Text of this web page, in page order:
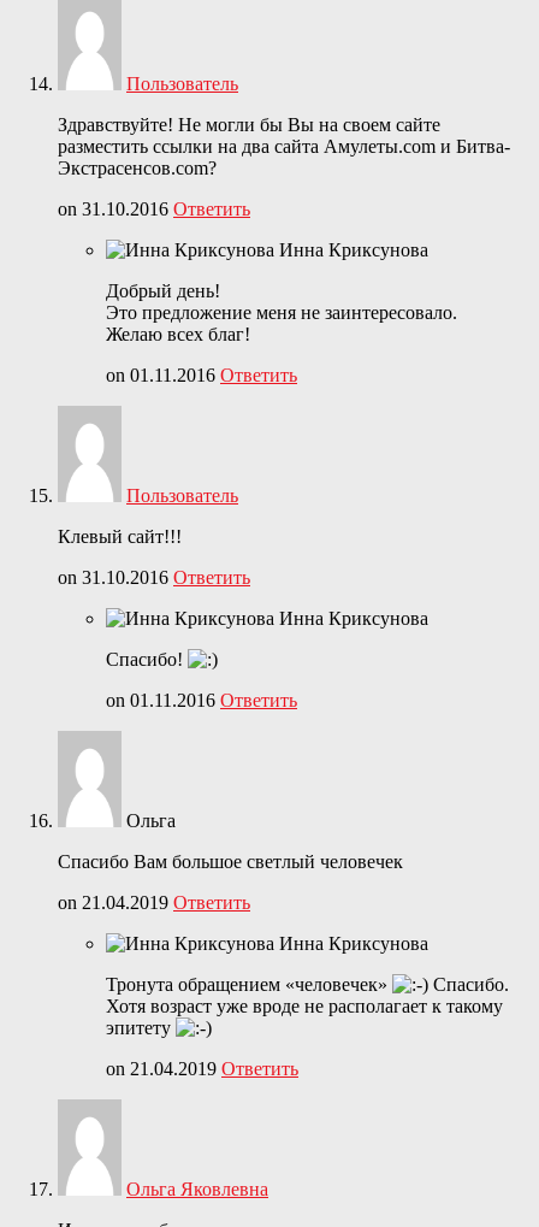
Пользователь
Здравствуйте! Не могли бы Вы на своем сайте
разместить ссылки на два сайта Амулеты.com и Битва-
Экстрасенсов.com?
on 31.10.2016 Ответить
Инна Криксунова
Добрый день!
Это предложение меня не заинтересовало.
Желаю всех благ!
on 01.11.2016 Ответить
Пользователь
Клевый сайт!!!
on 31.10.2016 Ответить
Инна Криксунова
Спасибо!
on 01.11.2016 Ответить
Ольга
Спасибо Вам большое светлый человечек
on 21.04.2019 Ответить
Инна Криксунова
Тронута обращением «человечек»
Спасибо.
Хотя возраст уже вроде не располагает к такому
эпитету
on 21.04.2019 Ответить
Ольга Яковлевна